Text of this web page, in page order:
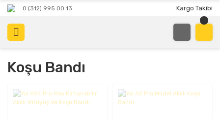
0 (312) 995 00 13 Kargo Takibi
Koşu Bandı